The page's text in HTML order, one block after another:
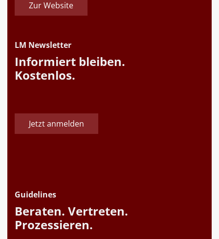
Zur Website
LM Newsletter
Informiert bleiben.
Kostenlos.
Jetzt anmelden
Guidelines
Beraten. Vertreten.
Prozessieren.